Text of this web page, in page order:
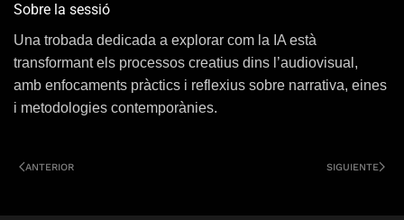
Sobre la sessió
Una trobada dedicada a explorar com la IA està
transformant els processos creatius dins l’audiovisual,
amb enfocaments pràctics i reflexius sobre narrativa, eines
i metodologies contemporànies.
ANTERIOR SIGUIENTE